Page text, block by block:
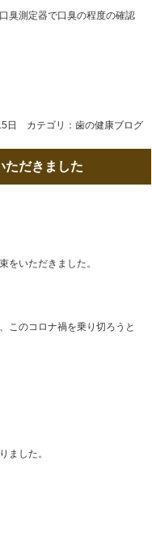
臭測定器で口臭の程度の確認
日 カテゴリ： 歯の健康ブログ
だきました
いただきました。
このコロナ禍を乗り切ろうと
ました。